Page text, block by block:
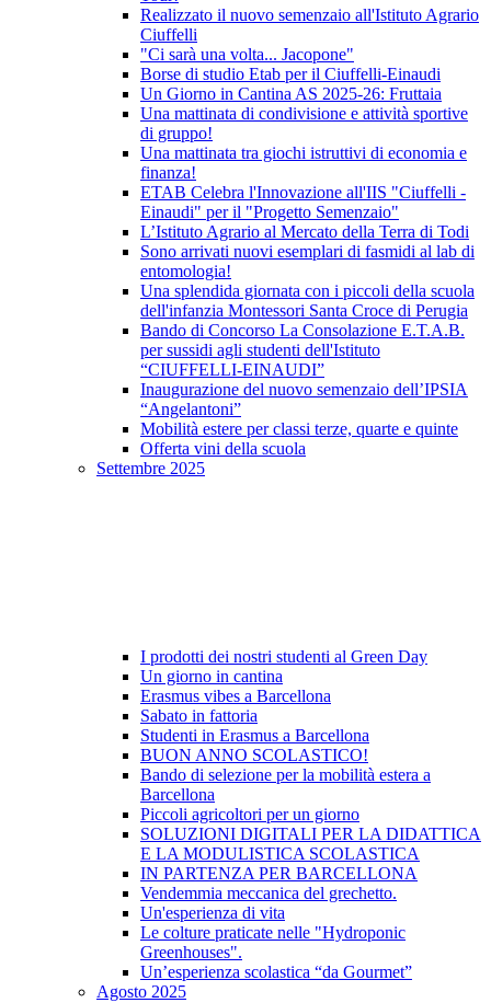
Realizzato il nuovo semenzaio all'Istituto Agrario
Ciuffelli
"Ci sarà una volta... Jacopone"
Borse di studio Etab per il Ciuffelli-Einaudi
Un Giorno in Cantina AS 2025-26: Fruttaia
Una mattinata di condivisione e attività sportive
di gruppo!
Una mattinata tra giochi istruttivi di economia e
finanza!
ETAB Celebra l'Innovazione all'IIS "Ciuffelli -
Einaudi" per il "Progetto Semenzaio"
L’Istituto Agrario al Mercato della Terra di Todi
Sono arrivati nuovi esemplari di fasmidi al lab di
entomologia!
Una splendida giornata con i piccoli della scuola
dell'infanzia Montessori Santa Croce di Perugia
Bando di Concorso La Consolazione E.T.A.B.
per sussidi agli studenti dell'Istituto
“CIUFFELLI-EINAUDI”
Inaugurazione del nuovo semenzaio dell’IPSIA
“Angelantoni”
Mobilità estere per classi terze, quarte e quinte
Offerta vini della scuola
Settembre 2025
I prodotti dei nostri studenti al Green Day
Un giorno in cantina
Erasmus vibes a Barcellona
Sabato in fattoria
Studenti in Erasmus a Barcellona
BUON ANNO SCOLASTICO!
Bando di selezione per la mobilità estera a
Barcellona
Piccoli agricoltori per un giorno
SOLUZIONI DIGITALI PER LA DIDATTICA
E LA MODULISTICA SCOLASTICA
IN PARTENZA PER BARCELLONA
Vendemmia meccanica del grechetto.
Un'esperienza di vita
Le colture praticate nelle "Hydroponic
Greenhouses".
Un’esperienza scolastica “da Gourmet”
Agosto 2025